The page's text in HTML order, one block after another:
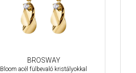
BROSWAY
Bloom acél fülbevaló kristályokkal